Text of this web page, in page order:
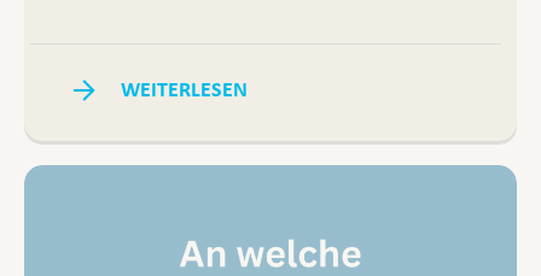
WEITERLESEN